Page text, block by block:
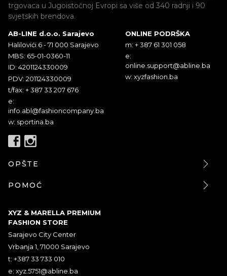
trgovaca u Jugoistočnoj Evropi sa više od 340 radnji i 90
svjetskih brendova.
AB-LINE d.o.o. Sarajevo
Halilovići 6 - 71 000 Sarajevo
MBS: 65-01-0360-11
ID: 4201124330009
PDV: 201124330009
t/fax: + 387 33 207 676
e:
info.abl@fashioncompany.ba
w: sportina.ba
ONLINE PODRŠKA
m: + 387 61 301 058
e:
online.support@abline.ba
w: xyzfashion.ba
OPŠTE
POMOĆ
XYZ & MARELLA PREMIUM
FASHION STORE
Sarajevo City Center
Vrbanja 1, 71000 Sarajevo
t: +387 33 733 010
e: xyz.5751@abline.ba